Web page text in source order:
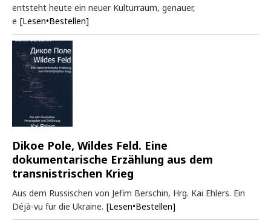
entsteht heute ein neuer Kulturraum, genauer,
e [Lesen•Bestellen]
Dikoe Pole, Wildes Feld. Eine
dokumentarische Erzählung aus dem
transnistrischen Krieg
Aus dem Russischen von Jefim Berschin, Hrg. Kai Ehlers. Ein
Déjà-vu für die Ukraine. [Lesen•Bestellen]